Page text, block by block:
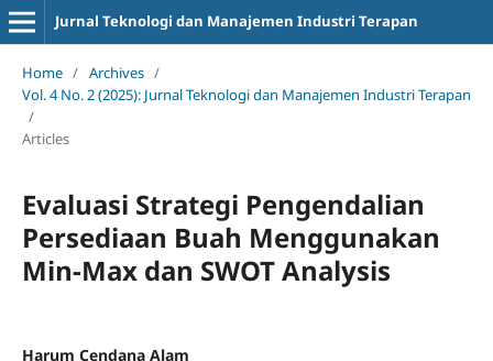
Jurnal Teknologi dan Manajemen Industri Terapan
Home / Archives /
Vol. 4 No. 2 (2025): Jurnal Teknologi dan Manajemen Industri Terapan
/
Articles
Evaluasi Strategi Pengendalian
Persediaan Buah Menggunakan
Min-Max dan SWOT Analysis
Harum Cendana Alam